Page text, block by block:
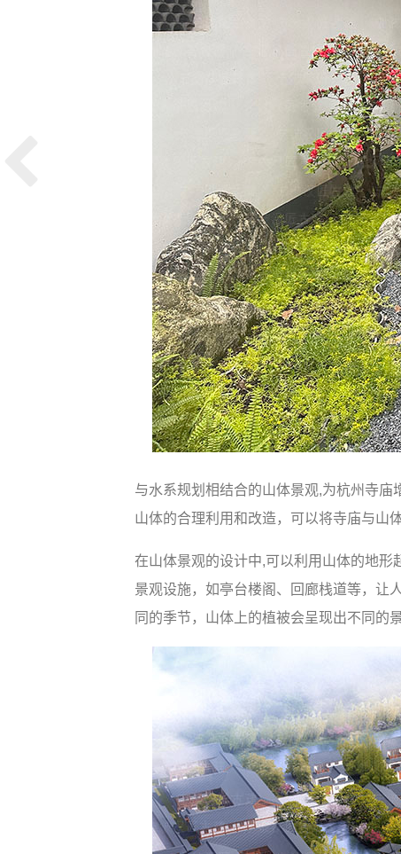
与水系规划相结合的山体景观,为杭州寺
山体的合理利用和改造，可以将寺庙与山
在山体景观的设计中,可以利用山体的地
景观设施，如亭台楼阁、回廊栈道等，让
同的季节，山体上的植被会呈现出不同的